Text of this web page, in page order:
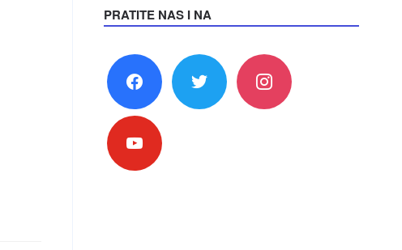
PRATITE NAS I NA
facebook twitter instagram
youtube